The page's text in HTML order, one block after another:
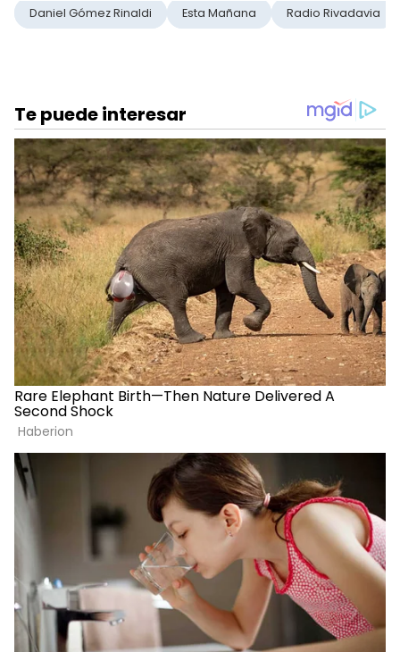
Daniel Gómez Rinaldi Esta Mañana Radio Rivadavia